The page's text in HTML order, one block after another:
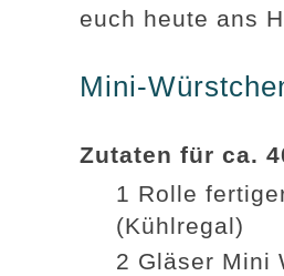
euch heute ans
Mini-
Zutaten für ca.
1 Rolle
(Kühlregal)
2 Gläser Mini